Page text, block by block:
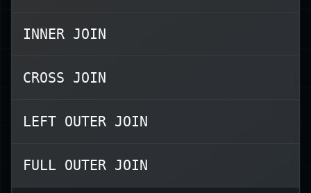
INNER JOIN
CROSS JOIN
LEFT OUTER JOIN
FULL OUTER JOIN
JOIN ALL
❌ だ。
INNER JOIN
(デフォルトの JOIN)